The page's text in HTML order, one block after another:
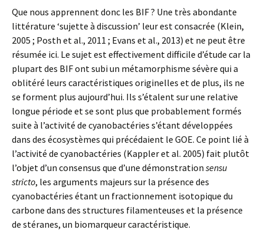
Que nous apprennent donc les BIF ? Une très abondante
littérature ‘sujette à discussion’ leur est consacrée (Klein,
2005 ; Posth et al., 2011 ; Evans et al., 2013) et ne peut être
résumée ici. Le sujet est effectivement difficile d’étude car la
plupart des BIF ont subi un métamorphisme sévère qui a
oblitéré leurs caractéristiques originelles et de plus, ils ne
se forment plus aujourd’hui. Ils s’étalent sur une relative
longue période et se sont plus que probablement formés
suite à l’activité de cyanobactéries s’étant développées
dans des écosystèmes qui précédaient le GOE. Ce point lié à
l’activité de cyanobactéries (Kappler et al. 2005) fait plutôt
l’objet d’un consensus que d’une démonstration sensu
stricto, les arguments majeurs sur la présence des
cyanobactéries étant un fractionnement isotopique du
carbone dans des structures filamenteuses et la présence
de stéranes, un biomarqueur caractéristique.